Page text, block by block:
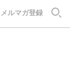
メルマガ登録